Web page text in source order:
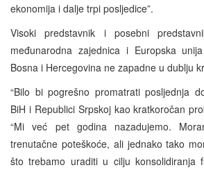
ekonomija i dalje trpi posljedice”.
Visoki predstavnik i posebni
međunarodna zajednica i Europska
Bosna i Hercegovina ne zapadne u dublju
“Bilo bi pogrešno promatrati posljednja
BiH i Republici Srpskoj kao kratkoročan
“Mi već pet godina nazadujemo.
trenutačne poteškoće, ali jednako tako
što trebamo uraditi u cilju konsolidiranja